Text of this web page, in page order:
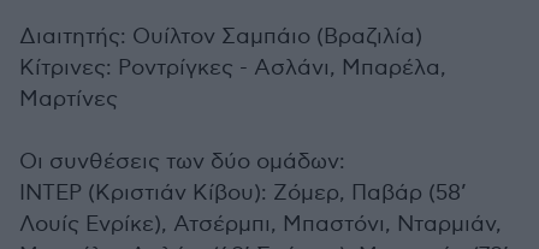
Διαιτητής: Ουίλτον Σαμπάιο (Βραζιλία)
Κίτρινες: Ροντρίγκες - Ασλάνι, Μπαρέλα,
Μαρτίνες
Οι συνθέσεις των δύο ομάδων:
ΙΝΤΕΡ (Κριστιάν Κίβου): Ζόμερ, Παβάρ (58’
Λουίς Ενρίκε), Ατσέρμπι, Μπαστόνι, Νταρμιάν,